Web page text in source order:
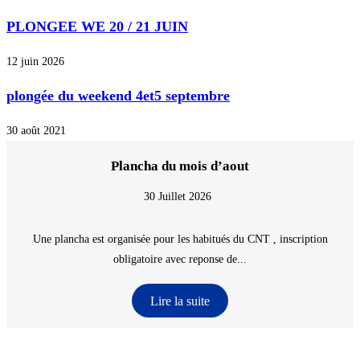
PLONGEE WE 20 / 21 JUIN
12 juin 2026
plongée du weekend 4et5 septembre
30 août 2021
Plancha du mois d’aout
30 Juillet 2026
Une plancha est organisée pour les habitués du CNT , inscription
obligatoire avec reponse de...
Lire la suite